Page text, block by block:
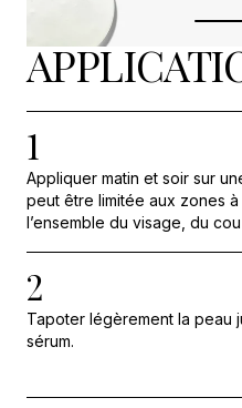
1
Appliquer matin et soir sur
peut être limitée aux zones
l’ensemble du visage, du
2
Tapoter légèrement la peau
sérum.